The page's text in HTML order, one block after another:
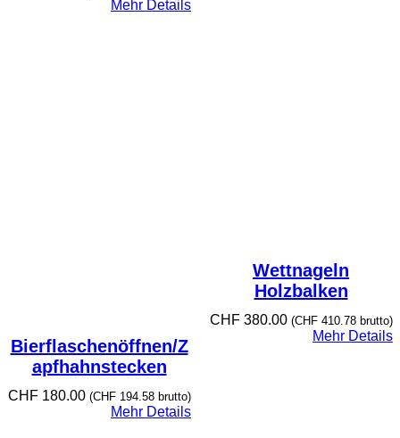
Mehr Details
Bierflaschenöffnen/Z
apfhahnstecken
CHF180.00 (CHF194.58brutto)
Mehr Details
Wettnageln
Holzbalken
CHF380.00 (CHF410.78brutto)
Mehr Details